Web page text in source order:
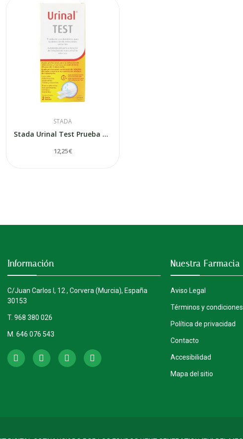
STADA
Stada Urinal Test Prueba para Deteccion de...
12,25 €
Instagram
Información
C/Juan Carlos I, 12 , Corvera (Murcia), España
30153
T. 968 380 026
M. 646 076 543
Nuestra Farmacia
Aviso Legal
Términos y condiciones
Política de privacidad
Contacto
Accesibilidad
Mapa del sitio